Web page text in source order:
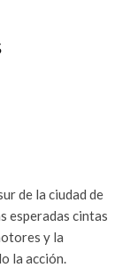
de la ciudad de
esperadas cintas
y la
la acción.